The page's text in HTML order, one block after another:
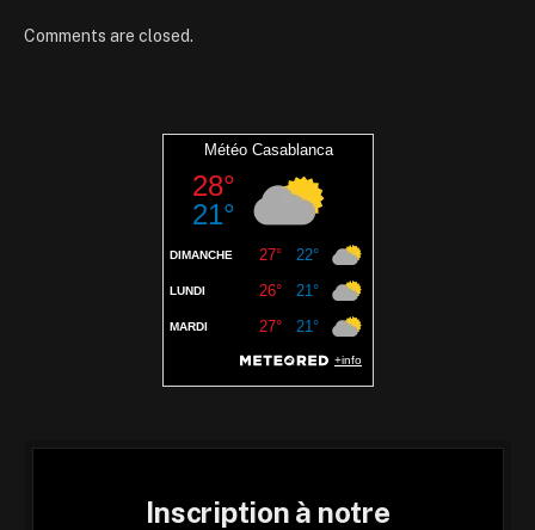
Comments are closed.
Inscription à notre